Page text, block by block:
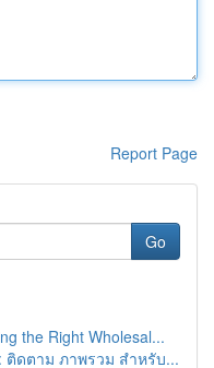
Report Page
Go
the Right Wholesal...
ดตาม ภาพรวม สำหรับ...